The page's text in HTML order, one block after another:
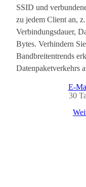
SSID und
zu jedem Client an,
Verbindungsdauer,
Bytes. Verhindern
Bandbreitentrends
Datenpaketverkehrs
E-
30